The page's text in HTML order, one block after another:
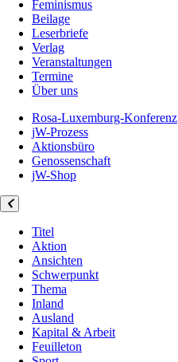
Feminismus
Beilage
Leserbriefe
Verlag
Veranstaltungen
Termine
Über uns
Rosa-Luxemburg-Konferenz
jW-Prozess
Aktionsbüro
Genossenschaft
jW-Shop
Titel
Aktion
Ansichten
Schwerpunkt
Thema
Inland
Ausland
Kapital & Arbeit
Feuilleton